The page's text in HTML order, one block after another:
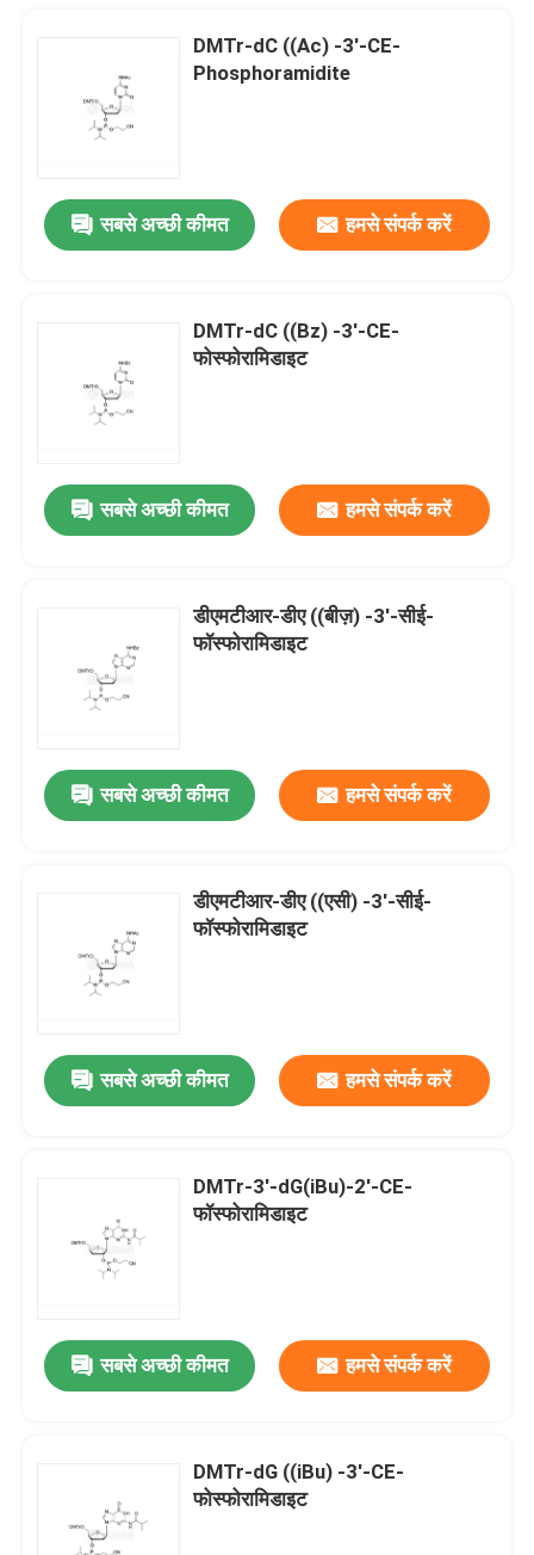
हमारे बारे में
गुणवत्ता नियंत्रण
समाचार
फॉस्फोरामिडाइट्स
DMTr-dC ((Ac) -3'-CE-
Phosphoramidite
सबसे अच्छी कीमत हमसे संपर्क करें
DMTr-dC ((Bz) -3'-CE-
फोस्फोरामिडाइट
सबसे अच्छी कीमत हमसे संपर्क करें
डीएमटीआर-डीए ((बीज़) -3'-सीई-
फॉस्फोरामिडाइट
सबसे अच्छी कीमत हमसे संपर्क करें
डीएमटीआर-डीए ((एसी) -3'-सीई-
फॉस्फोरामिडाइट
सबसे अच्छी कीमत हमसे संपर्क करें
DMTr-3'-dG(iBu)-2'-CE-
फॉस्फोरामिडाइट
सबसे अच्छी कीमत हमसे संपर्क करें
DMTr-dG ((iBu) -3'-CE-
फोस्फोरामिडाइट